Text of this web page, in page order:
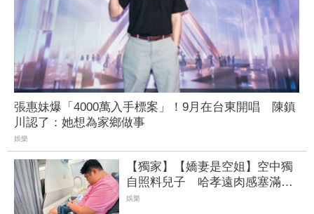
張惠妹爆「4000萬入手標案」！9月在台東開唱 陳鎮
川認了：她想為家鄉做事
娛樂
【獨家】【嬌妻是空姐】空中獨
自照料兒子 哈孝遠肉感塞滿座
位 | FTNN 新聞網
娛樂